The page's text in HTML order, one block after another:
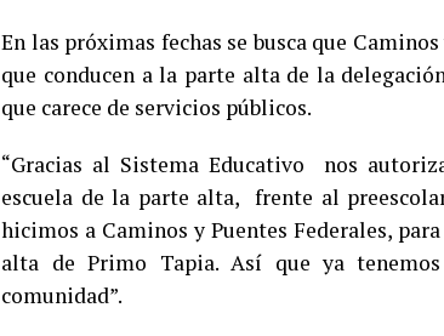
En las próximas fechas se busca que
que conducen a la parte alta de la
que carece de servicios públicos.
“Gracias al Sistema Educativo nos
escuela de la parte alta, frente al
hicimos a Caminos y Puentes Federales,
alta de Primo Tapia. Así que ya
comunidad”.